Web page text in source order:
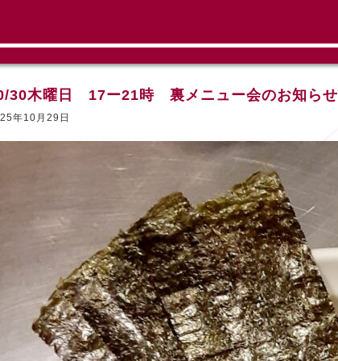
30木曜日 17ー21時 裏メニュー会のお知らせ
年10月29日